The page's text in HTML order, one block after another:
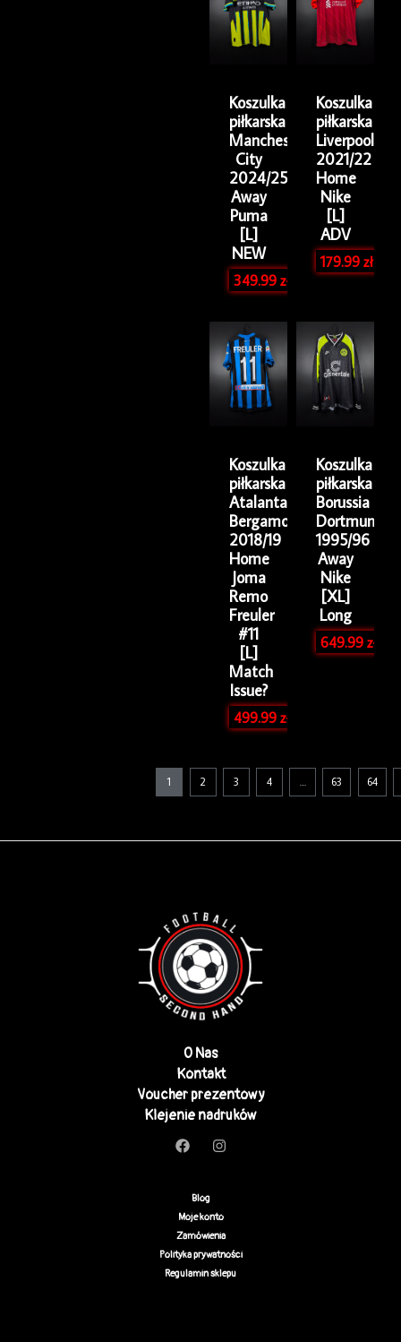
Koszulka
piłkarska
Manchester
City
2024/25
Away
Puma
[L]
NEW
349.99zł
Koszulka
piłkarska
Liverpool
2021/22
Home
Nike
[L]
ADV
179.99zł
Koszulka
piłkarska
Atalanta
Bergamo
2018/19
Home
Joma
Remo
Freuler
#11
[L]
Match
Issue?
499.99zł
Koszulka
piłkarska
Borussia
Dortmund
1995/96
Away
Nike
[XL]
Long
649.99zł
1 2 3 4 … 63 64
O Nas
Kontakt
Voucher prezentowy
Klejenie nadruków
Blog
Moje konto
Zamówienia
Polityka prywatności
Regulamin sklepu